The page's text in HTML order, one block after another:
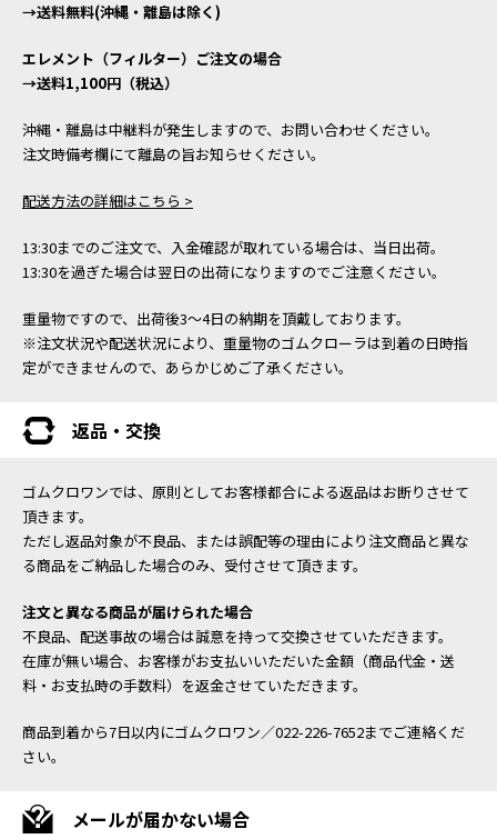
→送料無料(沖縄・離島は除く)
エレメント（フィルター）ご注文の場合
→送料1,100円（税込）
沖縄・離島は中継料が発生しますので、お問い合わせください。
注文時備考欄にて離島の旨お知らせください。
配送方法の詳細はこちら >
13:30までのご注文で、入金確認が取れている場合は、当日出荷。
13:30を過ぎた場合は翌日の出荷になりますのでご注意ください。
重量物ですので、出荷後3～4日の納期を頂戴しております。
※注文状況や配送状況により、重量物のゴムクローラは到着の日時指
定ができませんので、あらかじめご了承ください。
返品・交換
ゴムクロワンでは、原則としてお客様都合による返品はお断りさせて
頂きます。
ただし返品対象が不良品、または誤配等の理由により注文商品と異な
る商品をご納品した場合のみ、受付させて頂きます。
注文と異なる商品が届けられた場合
不良品、配送事故の場合は誠意を持って交換させていただきます。
在庫が無い場合、お客様がお支払いいただいた金額（商品代金・送
料・お支払時の手数料）を返金させていただきます。
商品到着から7日以内にゴムクロワン／022-226-7652までご連絡くだ
さい。
メールが届かない場合